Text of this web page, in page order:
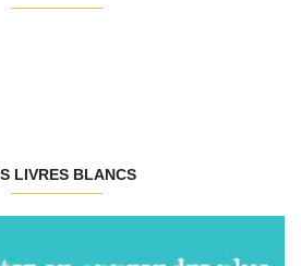
LIVRES BLANCS